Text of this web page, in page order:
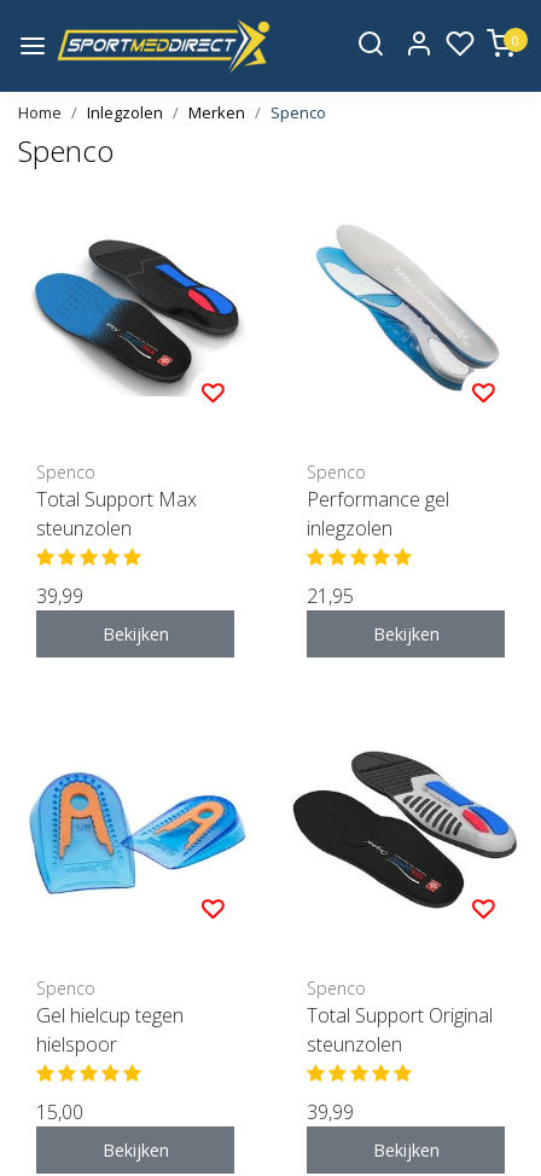
0
Home Inlegzolen Merken Spenco
Spenco
Spenco
Total Support Max
steunzolen
39,99
Bekijken
Spenco
Performance gel
inlegzolen
21,95
Bekijken
Spenco
Gel hielcup tegen
hielspoor
15,00
Bekijken
Spenco
Total Support Original
steunzolen
39,99
Bekijken